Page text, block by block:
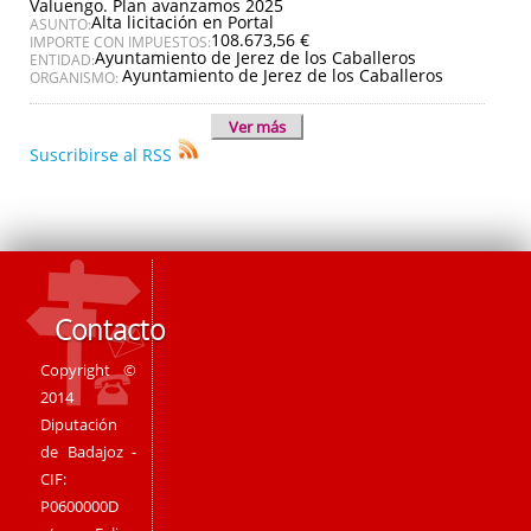
Valuengo. Plan avanzamos 2025
ASUNTO:Alta licitación en Portal
IMPORTE CON IMPUESTOS:108.673,56 €
ENTIDAD:Ayuntamiento de Jerez de los Caballeros
ORGANISMO: Ayuntamiento de Jerez de los Caballeros
Ver más
Suscribirse al RSS
Contacto
Copyright ©
2014
Diputación
de Badajoz -
CIF:
P0600000D